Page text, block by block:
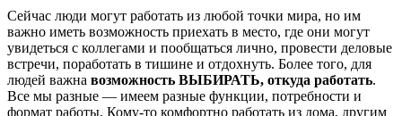
Сейчас люди могут работать из любой точки мира, но им
важно иметь возможность приехать в место, где они могут
увидеться с коллегами и пообщаться лично, провести деловые
встречи, поработать в тишине и отдохнуть. Более того, для
людей важна возможность ВЫБИРАТЬ, откуда работать.
Все мы разные — имеем разные функции, потребности и
формат работы. Кому-то комфортно работать из дома, другим